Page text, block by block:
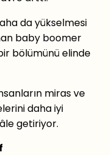
da yükselmesi
baby boomer
bölümünü elinde
miras ve
daha iyi
getiriyor.